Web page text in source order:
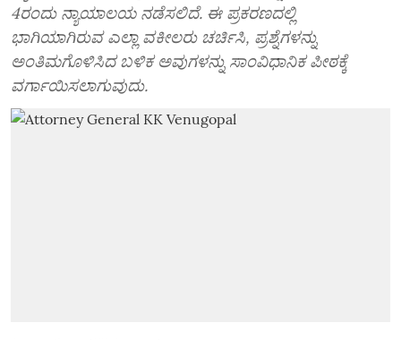
4ರಂದು ನ್ಯಾಯಾಲಯ ನಡೆಸಲಿದೆ. ಈ ಪ್ರಕರಣದಲ್ಲಿ
ಭಾಗಿಯಾಗಿರುವ ಎಲ್ಲಾ ವಕೀಲರು ಚರ್ಚಿಸಿ, ಪ್ರಶ್ನೆಗಳನ್ನು
ಅಂತಿಮಗೊಳಿಸಿದ ಬಳಿಕ ಅವುಗಳನ್ನು ಸಾಂವಿಧಾನಿಕ ಪೀಠಕ್ಕೆ
ವರ್ಗಾಯಿಸಲಾಗುವುದು.